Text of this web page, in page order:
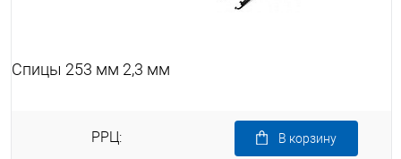
Спицы 253 мм 2,3 мм
РРЦ: В корзину